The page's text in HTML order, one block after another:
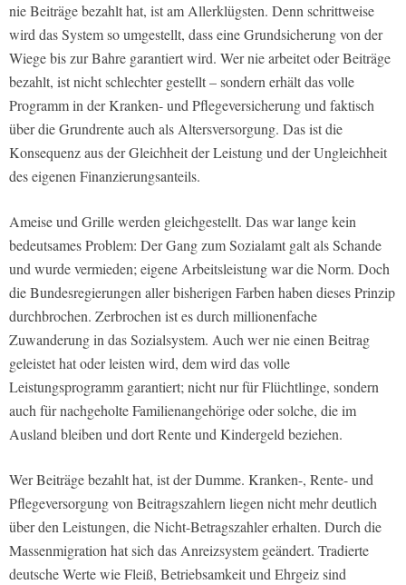
nie Beiträge bezahlt hat, ist am Allerklügsten. Denn schrittweise
wird das System so umgestellt, dass eine Grundsicherung von der
Wiege bis zur Bahre garantiert wird. Wer nie arbeitet oder Beiträge
bezahlt, ist nicht schlechter gestellt – sondern erhält das volle
Programm in der Kranken- und Pflegeversicherung und faktisch
über die Grundrente auch als Altersversorgung. Das ist die
Konsequenz aus der Gleichheit der Leistung und der Ungleichheit
des eigenen Finanzierungsanteils.
Ameise und Grille werden gleichgestellt. Das war lange kein
bedeutsames Problem: Der Gang zum Sozialamt galt als Schande
und wurde vermieden; eigene Arbeitsleistung war die Norm. Doch
die Bundesregierungen aller bisherigen Farben haben dieses Prinzip
durchbrochen. Zerbrochen ist es durch millionenfache
Zuwanderung in das Sozialsystem. Auch wer nie einen Beitrag
geleistet hat oder leisten wird, dem wird das volle
Leistungsprogramm garantiert; nicht nur für Flüchtlinge, sondern
auch für nachgeholte Familienangehörige oder solche, die im
Ausland bleiben und dort Rente und Kindergeld beziehen.
Wer Beiträge bezahlt hat, ist der Dumme. Kranken-, Rente- und
Pflegeversorgung von Beitragszahlern liegen nicht mehr deutlich
über den Leistungen, die Nicht-Betragszahler erhalten. Durch die
Massenmigration hat sich das Anreizsystem geändert. Tradierte
deutsche Werte wie Fleiß, Betriebsamkeit und Ehrgeiz sind